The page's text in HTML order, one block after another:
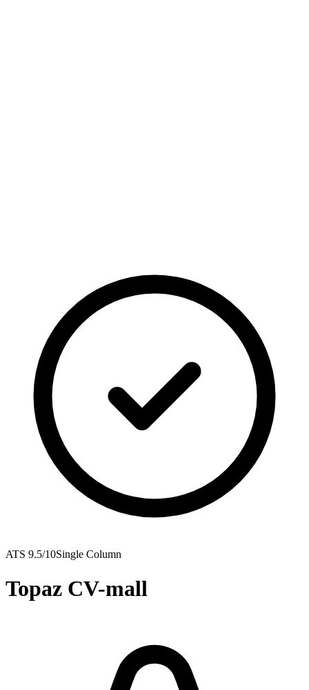
ATS 9.5/10Single Column
Topaz CV-mall